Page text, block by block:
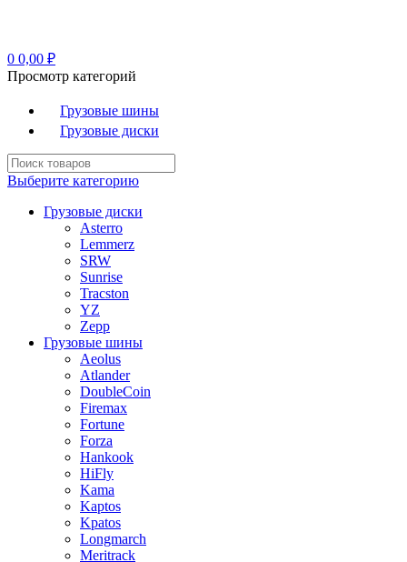
0 0,00 ₽
Просмотр категорий
Грузовые шины
Грузовые диски
Выберите категорию
Грузовые диски
Asterro
Lemmerz
SRW
Sunrise
Tracston
YZ
Zepp
Грузовые шины
Aeolus
Atlander
DoubleCoin
Firemax
Fortune
Forza
Hankook
HiFly
Kama
Kaptos
Kpatos
Longmarch
Meritrack